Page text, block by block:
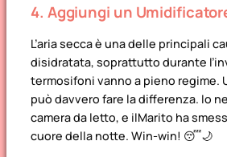
4. Aggiungi un
L’aria secca è una delle principali
disidratata, soprattutto durante
termosifoni vanno a pieno regime.
può davvero fare la differenza. Io
camera da letto, e ilMarito ha
cuore della notte. Win-win! 😴🌙